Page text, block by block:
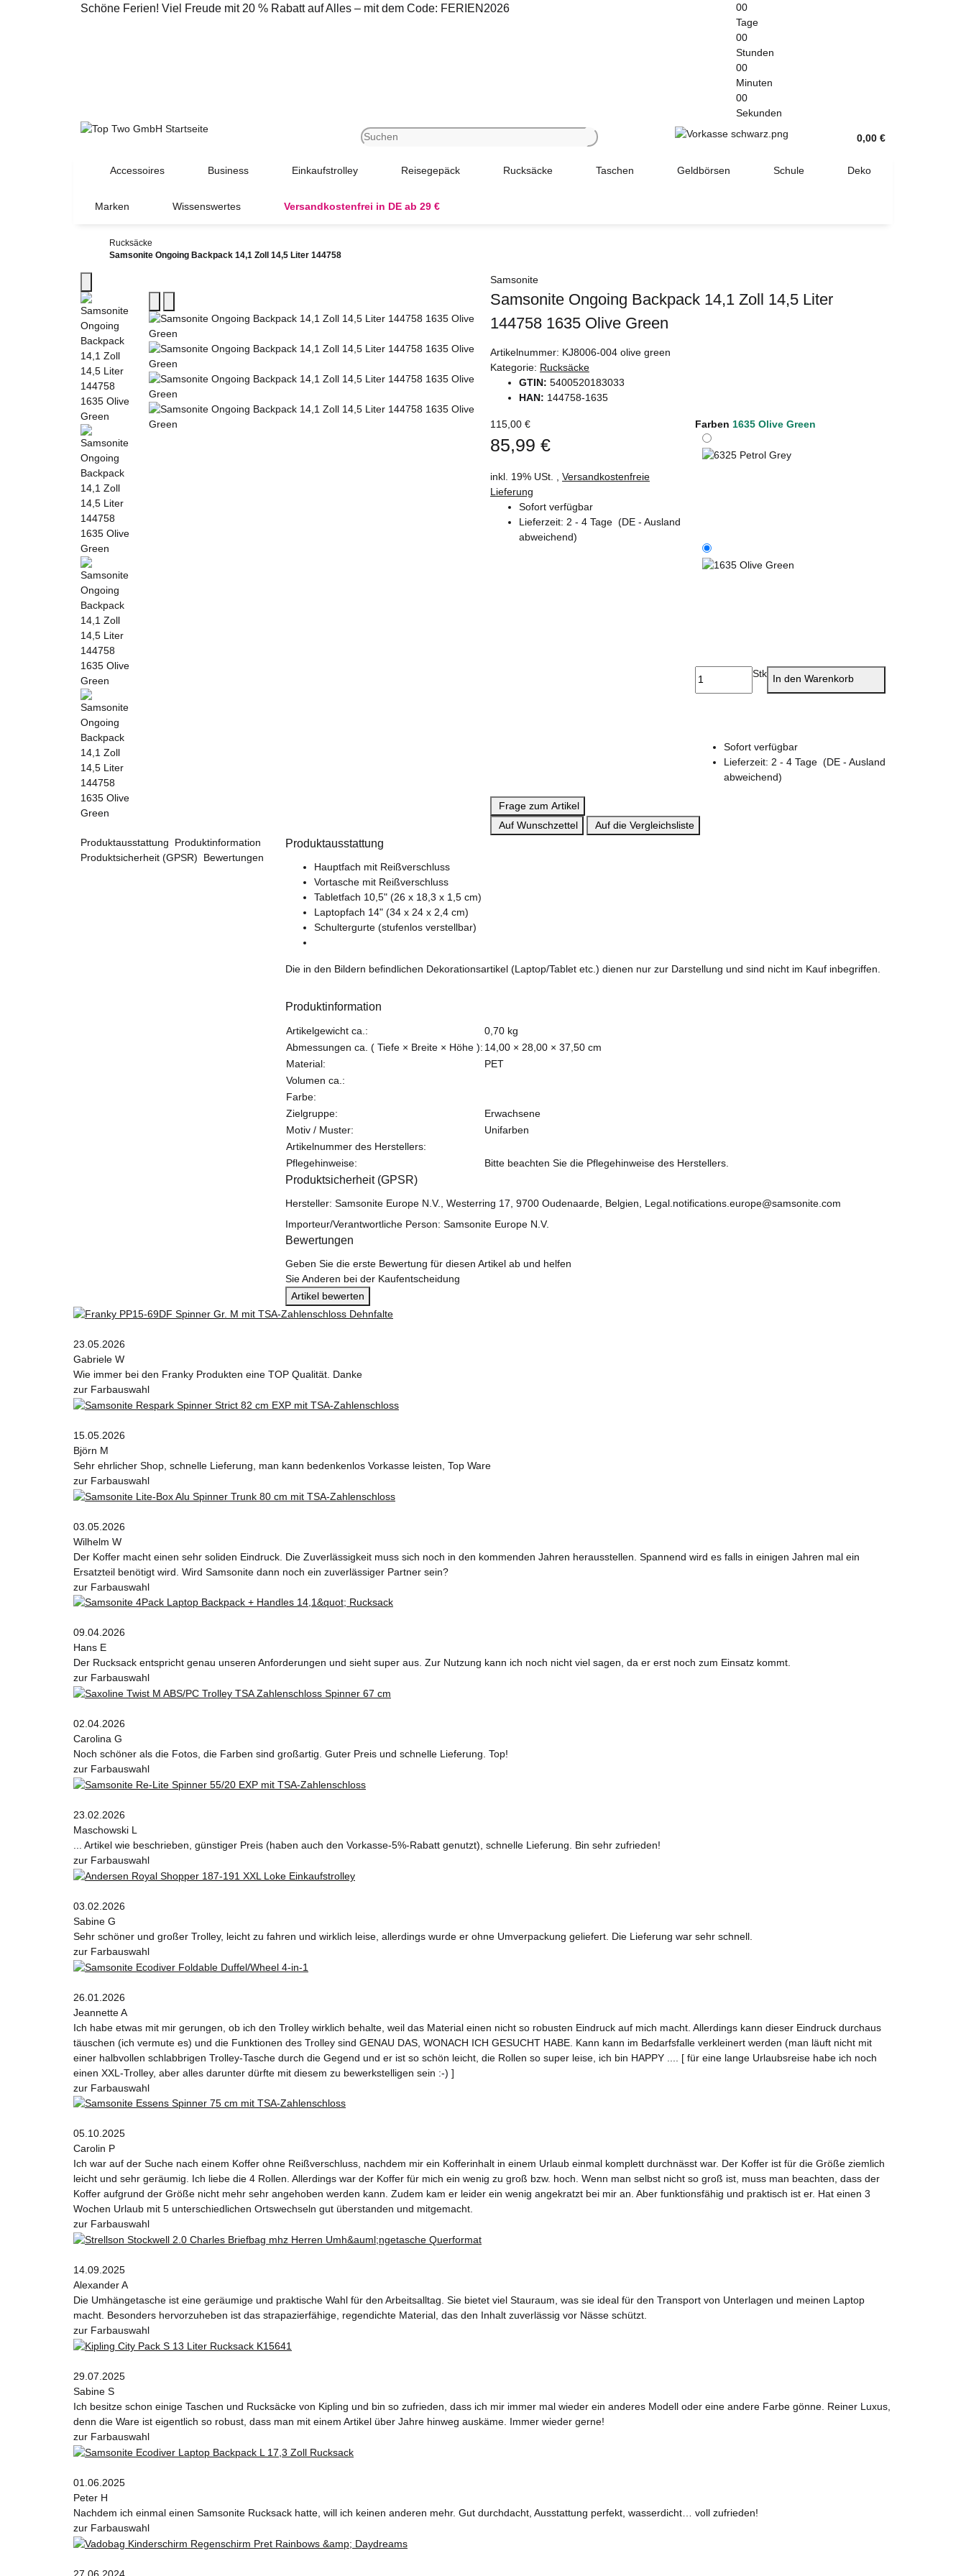
Schöne Ferien! Viel Freude mit 20 % Rabatt auf Alles – mit dem Code: FERIEN2026
00
Tage
00
Stunden
00
Minuten
00
Sekunden
0,00 €
Accessoires Business Einkaufstrolley Reisegepäck Rucksäcke Taschen Geldbörsen Schule Deko
Marken Wissenswertes Versandkostenfrei in DE ab 29 €
Rucksäcke
Samsonite Ongoing Backpack 14,1 Zoll 14,5 Liter 144758
Samsonite
Samsonite Ongoing Backpack 14,1 Zoll 14,5 Liter
144758 1635 Olive Green
Artikelnummer: KJ8006-004 olive green
Kategorie: Rucksäcke
GTIN: 5400520183033
HAN: 144758-1635
115,00 €
85,99 €
inkl. 19% USt. , Versandkostenfreie
Lieferung
Sofort verfügbar
Lieferzeit: 2 - 4 Tage (DE - Ausland
abweichend)
Farben 1635 Olive Green
6325 Petrol Grey
Stk In den Warenkorb
Sofort verfügbar
Lieferzeit: 2 - 4 Tage (DE - Ausland
abweichend)
Frage zum Artikel
Auf Wunschzettel
Auf die Vergleichsliste
Produktausstattung
Produktinformation
Produktsicherheit (GPSR)
Bewertungen
Produktausstattung
Hauptfach mit Reißverschluss
Vortasche mit Reißverschluss
Tabletfach 10,5" (26 x 18,3 x 1,5 cm)
Laptopfach 14" (34 x 24 x 2,4 cm)
Schultergurte (stufenlos verstellbar)
Die in den Bildern befindlichen Dekorationsartikel (Laptop/Tablet etc.) dienen nur zur Darstellung und sind nicht im Kauf inbegriffen.
Produktinformation
Produkteigenschaft
Wert
Artikelgewicht ca.: 0,70 kg
Abmessungen ca. ( Tiefe × Breite × Höhe ): 14,00 × 28,00 × 37,50 cm
Material:
PET
Volumen ca.:
Farbe:
Zielgruppe:
Erwachsene
Motiv / Muster:
Unifarben
Artikelnummer des Herstellers:
Pflegehinweise:
Bitte beachten Sie die Pflegehinweise des Herstellers.
Produktsicherheit (GPSR)
Hersteller: Samsonite Europe N.V., Westerring 17, 9700 Oudenaarde, Belgien, Legal.notifications.europe@samsonite.com
Importeur/Verantwortliche Person: Samsonite Europe N.V.
Bewertungen
Geben Sie die erste Bewertung für diesen Artikel ab und helfen
Sie Anderen bei der Kaufentscheidung
Artikel bewerten
23.05.2026
Gabriele W
Wie immer bei den Franky Produkten eine TOP Qualität. Danke
zur Farbauswahl
15.05.2026
Björn M
Sehr ehrlicher Shop, schnelle Lieferung, man kann bedenkenlos Vorkasse leisten, Top Ware
zur Farbauswahl
03.05.2026
Wilhelm W
Der Koffer macht einen sehr soliden Eindruck. Die Zuverlässigkeit muss sich noch in den kommenden Jahren herausstellen. Spannend wird es falls in einigen Jahren mal ein
Ersatzteil benötigt wird. Wird Samsonite dann noch ein zuverlässiger Partner sein?
zur Farbauswahl
09.04.2026
Hans E
Der Rucksack entspricht genau unseren Anforderungen und sieht super aus. Zur Nutzung kann ich noch nicht viel sagen, da er erst noch zum Einsatz kommt.
zur Farbauswahl
02.04.2026
Carolina G
Noch schöner als die Fotos, die Farben sind großartig. Guter Preis und schnelle Lieferung. Top!
zur Farbauswahl
23.02.2026
Maschowski L
... Artikel wie beschrieben, günstiger Preis (haben auch den Vorkasse-5%-Rabatt genutzt), schnelle Lieferung. Bin sehr zufrieden!
zur Farbauswahl
03.02.2026
Sabine G
Sehr schöner und großer Trolley, leicht zu fahren und wirklich leise, allerdings wurde er ohne Umverpackung geliefert. Die Lieferung war sehr schnell.
zur Farbauswahl
26.01.2026
Jeannette A
Ich habe etwas mit mir gerungen, ob ich den Trolley wirklich behalte, weil das Material einen nicht so robusten Eindruck auf mich macht. Allerdings kann dieser Eindruck durchaus
täuschen (ich vermute es) und die Funktionen des Trolley sind GENAU DAS, WONACH ICH GESUCHT HABE. Kann kann im Bedarfsfalle verkleinert werden (man läuft nicht mit
einer halbvollen schlabbrigen Trolley-Tasche durch die Gegend und er ist so schön leicht, die Rollen so super leise, ich bin HAPPY .... [ für eine lange Urlaubsreise habe ich noch
einen XXL-Trolley, aber alles darunter dürfte mit diesem zu bewerkstelligen sein :-) ]
zur Farbauswahl
05.10.2025
Carolin P
Ich war auf der Suche nach einem Koffer ohne Reißverschluss, nachdem mir ein Kofferinhalt in einem Urlaub einmal komplett durchnässt war. Der Koffer ist für die Größe ziemlich
leicht und sehr geräumig. Ich liebe die 4 Rollen. Allerdings war der Koffer für mich ein wenig zu groß bzw. hoch. Wenn man selbst nicht so groß ist, muss man beachten, dass der
Koffer aufgrund der Größe nicht mehr sehr angehoben werden kann. Zudem kam er leider ein wenig angekratzt bei mir an. Aber funktionsfähig und praktisch ist er. Hat einen 3
Wochen Urlaub mit 5 unterschiedlichen Ortswechseln gut überstanden und mitgemacht.
zur Farbauswahl
14.09.2025
Alexander A
Die Umhängetasche ist eine geräumige und praktische Wahl für den Arbeitsalltag. Sie bietet viel Stauraum, was sie ideal für den Transport von Unterlagen und meinen Laptop
macht. Besonders hervorzuheben ist das strapazierfähige, regendichte Material, das den Inhalt zuverlässig vor Nässe schützt.
zur Farbauswahl
29.07.2025
Sabine S
Ich besitze schon einige Taschen und Rucksäcke von Kipling und bin so zufrieden, dass ich mir immer mal wieder ein anderes Modell oder eine andere Farbe gönne. Reiner Luxus,
denn die Ware ist eigentlich so robust, dass man mit einem Artikel über Jahre hinweg auskäme. Immer wieder gerne!
zur Farbauswahl
01.06.2025
Peter H
Nachdem ich einmal einen Samsonite Rucksack hatte, will ich keinen anderen mehr. Gut durchdacht, Ausstattung perfekt, wasserdicht… voll zufrieden!
zur Farbauswahl
27.06.2024